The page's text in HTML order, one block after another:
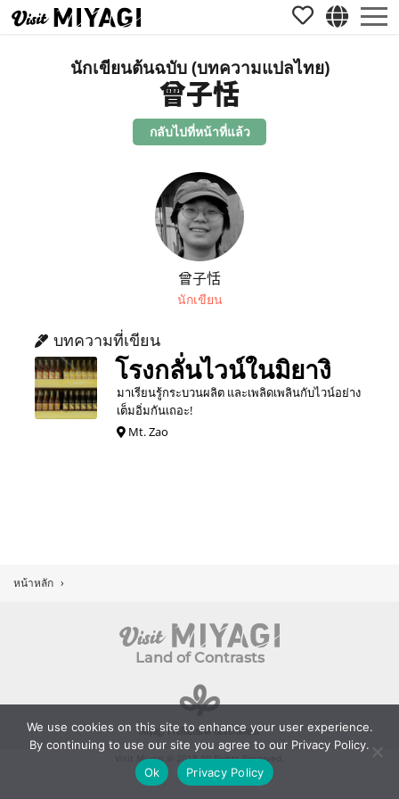
นักเขียนต้นฉบับ (บทความแปลไทย)
曾子恬
กลับไปที่หน้าที่แล้ว
曾子恬
นักเขียน
บทความที่เขียน
โรงกลั่นไวน์ในมิยางิ
มาเรียนรู้กระบวนผลิต และเพลิดเพลินกับไวน์อย่าง
เต็มอิ่มกันเถอะ!
Mt. Zao
หน้าหลัก ›
Land of Contrasts
Miyagi Prefectural Government
Visit Miyagi © 2018 All Rights Reserved.
We use cookies on this site to enhance your user experience.
By continuing to use our site you agree to our Privacy Policy.
Ok
Privacy Policy